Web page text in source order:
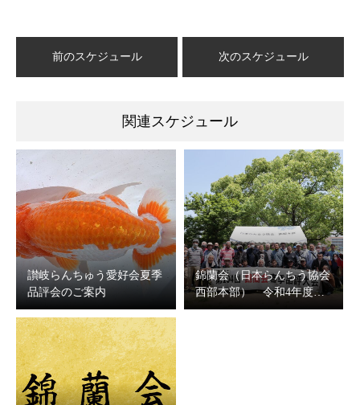
前のスケジュール 次のスケジュール
関連スケジュール
讃岐らんちゅう愛好会夏季
品評会のご案内
錦蘭会（日本らんちう協会
西部本部） 令和4年度…